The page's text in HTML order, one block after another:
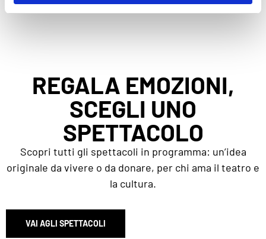
REGALA EMOZIONI,
SCEGLI UNO
SPETTACOLO
Scopri tutti gli spettacoli in programma: un’idea
originale da vivere o da donare, per chi ama il teatro e
la cultura.
VAI AGLI SPETTACOLI